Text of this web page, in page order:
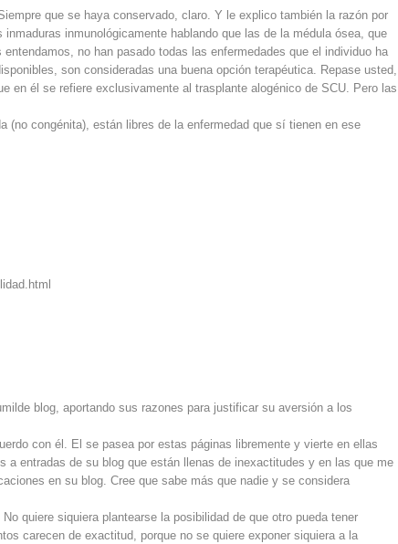
que se haya conservado, claro. Y le explico también la razón por
inmunológicamente hablando que las de la médula ósea, que
no han pasado todas las enfermedades que el individuo ha
son consideradas una buena opción terapéutica. Repase usted,
en él se refiere exclusivamente al trasplante alogénico de SCU. Pero las
(no congénita), están libres de la enfermedad que sí tienen en ese
blog, aportando sus razones para justificar su aversión a los
con él. El se pasea por estas páginas libremente y vierte en ellas
entradas de su blog que están llenas de inexactitudes y en las que me
en su blog. Cree que sabe más que nadie y se considera
quiere siquiera plantearse la posibilidad de que otro pueda tener
carecen de exactitud, porque no se quiere exponer siquiera a la